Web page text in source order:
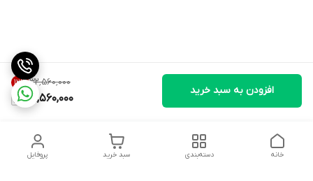
۳۲٬۵۶۰٬۰۰۰ 12%
28,560,000
افزودن به سبد خرید
پروفایل سبد خرید دسته‌بندی خانه